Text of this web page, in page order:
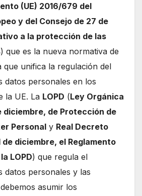
(UE) 2016/679 del
y del Consejo de 27 de
a la protección de las
) que es la nueva normativa de
que unifica la regulación del
datos personales en los
la UE. La LOPD (Ley Orgánica
diciembre, de Protección de
Personal y Real Decreto
de diciembre, el Reglamento
LOPD) que regula el
datos personales y las
asumir los